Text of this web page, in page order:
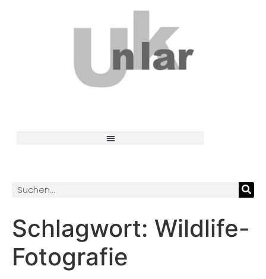
Schlagwort: Wildlife-
Fotografie